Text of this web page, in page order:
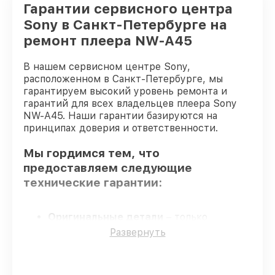
Гарантии сервисного центра
Sony в Санкт-Петербурге на
ремонт плеера NW-A45
В нашем сервисном центре Sony,
расположенном в Санкт-Петербурге, мы
гарантируем высокий уровень ремонта и
гарантий для всех владельцев плеера Sony
NW-A45. Наши гарантии базируются на
принципах доверия и ответственности.
Мы гордимся тем, что
предоставляем следующие
технические гарантии:
Оригинальные детали
подлинные комплектующие.
Развернуть